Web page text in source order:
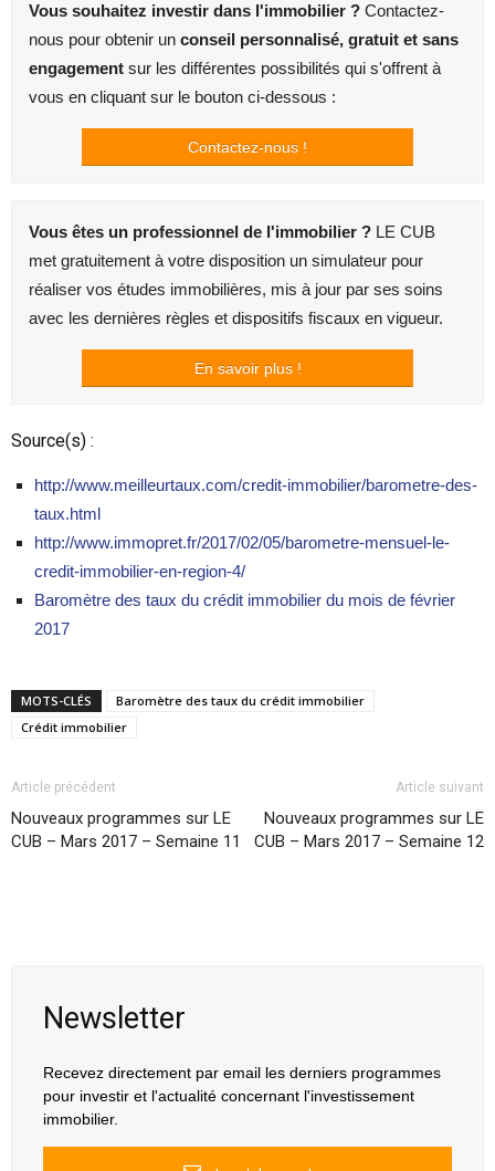
Vous souhaitez investir dans l'immobilier ? Contactez-
nous pour obtenir un conseil personnalisé, gratuit et sans
engagement sur les différentes possibilités qui s'offrent à
vous en cliquant sur le bouton ci-dessous :
Contactez-nous !
Vous êtes un professionnel de l'immobilier ? LE CUB
met gratuitement à votre disposition un simulateur pour
réaliser vos études immobilières, mis à jour par ses soins
avec les dernières règles et dispositifs fiscaux en vigueur.
En savoir plus !
Source(s) :
http://www.meilleurtaux.com/credit-immobilier/barometre-des-
taux.html
http://www.immopret.fr/2017/02/05/barometre-mensuel-le-
credit-immobilier-en-region-4/
Baromètre des taux du crédit immobilier du mois de février
2017
MOTS-CLÉS
Baromètre des taux du crédit immobilier
Crédit immobilier
Article précédent
Nouveaux programmes sur LE
CUB – Mars 2017 – Semaine 11
Article suivant
Nouveaux programmes sur LE
CUB – Mars 2017 – Semaine 12
Newsletter
Recevez directement par email les derniers programmes
pour investir et l'actualité concernant l'investissement
immobilier.